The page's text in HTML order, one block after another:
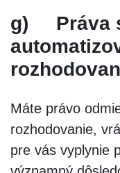
g) Práva
Máte právo
rozhodovanie,
pre vás vyplynie